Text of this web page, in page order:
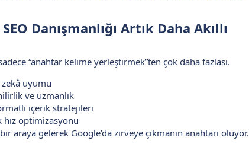
Danışmanlığı Artık Daha Akıllı
“anahtar kelime yerleştirmek”ten çok daha fazlası.
zekâ uyumu
ve uzmanlık
içerik stratejileri
hız optimizasyonu
araya gelerek Google’da zirveye çıkmanın anahtarı oluyor.